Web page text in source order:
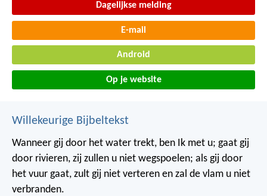
Dagelijkse melding
E-mail
Android
Op je website
Willekeurige Bijbeltekst
Wanneer gij door het water trekt, ben Ik met u; gaat gij
door rivieren, zij zullen u niet wegspoelen; als gij door
het vuur gaat, zult gij niet verteren en zal de vlam u niet
verbranden.